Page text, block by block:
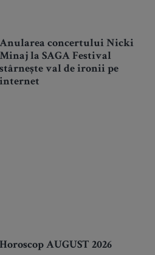
Anularea concertului Nicki
Minaj la SAGA Festival
stârnește val de ironii pe
internet
Horoscop AUGUST 2026